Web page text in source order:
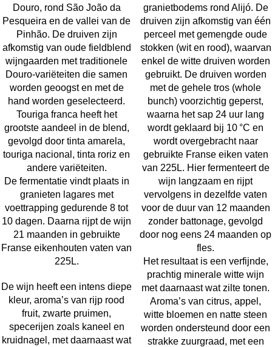
Douro, rond São João da
Pesqueira en de vallei van de
Pinhão. De druiven zijn
afkomstig van oude fieldblend
wijngaarden met traditionele
Douro-variëteiten die samen
worden geoogst en met de
hand worden geselecteerd.
Touriga franca heeft het
grootste aandeel in de blend,
gevolgd door tinta amarela,
touriga nacional, tinta roriz en
andere variëteiten.
De fermentatie vindt plaats in
granieten lagares met
voettrapping gedurende 8 tot
10 dagen. Daarna rijpt de wijn
21 maanden in gebruikte
Franse eikenhouten vaten van
225L.
De wijn heeft een intens diepe
kleur, aroma’s van rijp rood
fruit, zwarte pruimen,
specerijen zoals kaneel en
kruidnagel, met daarnaast wat
granietbodems rond Alijó. De
druiven zijn afkomstig van één
perceel met gemengde oude
stokken (wit en rood), waarvan
enkel de witte druiven worden
gebruikt. De druiven worden
met de gehele tros (whole
bunch) voorzichtig geperst,
waarna het sap 24 uur lang
wordt geklaard bij 10 °C en
wordt overgebracht naar
gebruikte Franse eiken vaten
van 225L. Hier fermenteert de
wijn langzaam en rijpt
vervolgens in dezelfde vaten
voor de duur van 12 maanden
zonder battonage, gevolgd
door nog eens 24 maanden op
fles.
Het resultaat is een verfijnde,
prachtig minerale witte wijn
met daarnaast wat zilte tonen.
Aroma’s van citrus, appel,
witte bloemen en natte steen
worden ondersteund door een
strakke zuurgraad, met een